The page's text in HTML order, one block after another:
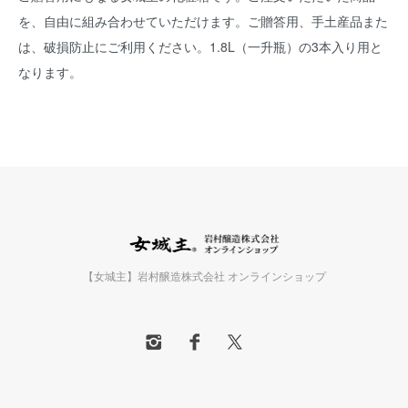
を、自由に組み合わせていただけます。ご贈答用、手土産品また
は、破損防止にご利用ください。1.8L（一升瓶）の3本入り用と
なります。
【女城主】岩村醸造株式会社 オンラインショップ